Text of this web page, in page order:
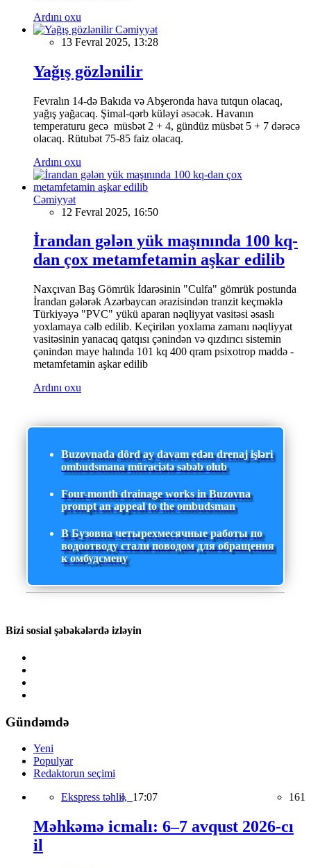
Ardını oxu
Cəmiyyət
13 Fevral 2025, 13:28
Yağış gözlənilir
Fevralın 14-də Bakıda və Abşeronda hava tutqun olacaq,
yağış yağacaq. Şimal-qərb küləyi əsəcək. Havanın
temperaturu gecə müsbət 2 + 4, gündüz müsbət 5 + 7 dərəcə
olacaq. Rütubət 75-85 faiz olacaq.
Ardını oxu
Cəmiyyət
12 Fevral 2025, 16:50
İrandan gələn yük maşınında 100 kq-
dan çox metamfetamin aşkar edilib
Naxçıvan Baş Gömrük İdarəsinin "Culfa" gömrük postunda
İrandan gələrək Azərbaycan ərazisindən tranzit keçməklə
Türkiyəyə "PVC" yükü aparan nəqliyyat vasitəsi əsaslı
yoxlamaya cəlb edilib. Keçirilən yoxlama zamanı nəqliyyat
vasitəsinin yanacaq qatqısı çənindən və qızdırıcı sistemin
çənindən maye halında 101 kq 400 qram psixotrop maddə -
metamfetamin aşkar edilib
Ardını oxu
Buzovnada dörd ay davam edən drenaj işləri
ombudsmana müraciətə səbəb olub
Four-month drainage works in Buzovna
prompt an appeal to the ombudsman
В Бузовна четырехмесячные работы по
водоотводу стали поводом для обращения
к омбудсмену
Bizi sosial şəbəkələrdə izləyin
Gündəmdə
Yeni
Populyar
Redaktorun seçimi
Ekspress təhlil, 17:07 161
Məhkəmə icmalı: 6–7 avqust 2026-cı
il